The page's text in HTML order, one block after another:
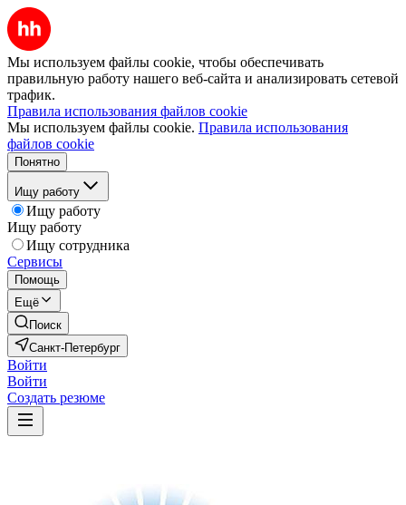
Мы используем файлы cookie, чтобы обеспечивать
правильную работу нашего веб-сайта и анализировать сетевой
трафик.
Правила использования файлов cookie
Мы используем файлы cookie. Правила использования
файлов cookie
Понятно
Ищу работу
Ищу работу
Ищу работу
Ищу сотрудника
Сервисы
Помощь
Ещё
Поиск
Санкт-Петербург
Войти
Войти
Создать резюме